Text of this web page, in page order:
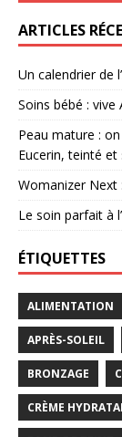
ARTICLES
Un calendrier de
Soins bébé :
Peau mature :
Eucerin, teinté et
Womanizer Next
Le soin parfait à
ÉTIQUETTES
ALIMENTATION
APRÈS-SOLEIL
BRONZAGE
CRÈME